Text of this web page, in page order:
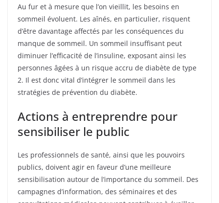
Au fur et à mesure que l’on vieillit, les besoins en
sommeil évoluent. Les aînés, en particulier, risquent
d’être davantage affectés par les conséquences du
manque de sommeil. Un sommeil insuffisant peut
diminuer l’efficacité de l’insuline, exposant ainsi les
personnes âgées à un risque accru de diabète de type
2. Il est donc vital d’intégrer le sommeil dans les
stratégies de prévention du diabète.
Actions à entreprendre pour
sensibiliser le public
Les professionnels de santé, ainsi que les pouvoirs
publics, doivent agir en faveur d’une meilleure
sensibilisation autour de l’importance du sommeil. Des
campagnes d’information, des séminaires et des